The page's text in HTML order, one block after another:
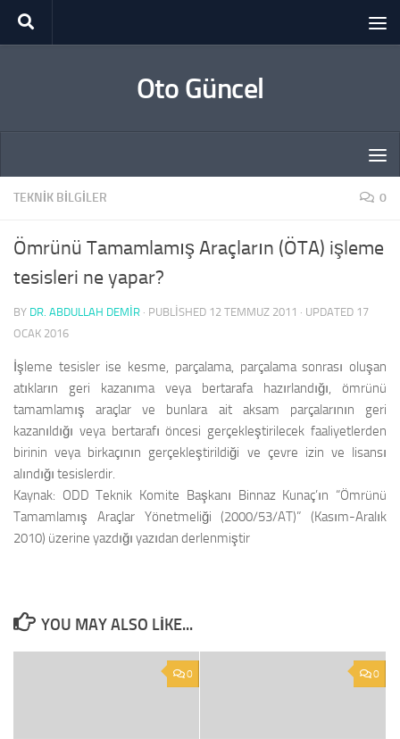
Skip to content
Oto Güncel
TEKNIK BILGILER 0
Ömrünü Tamamlamış Araçların (ÖTA) işleme
tesisleri ne yapar?
BY DR. ABDULLAH DEMİR · PUBLISHED 12 TEMMUZ 2011 · UPDATED 17
OCAK 2016
İşleme tesisler ise kesme, parçalama, parçalama sonrası oluşan
atıkların geri kazanıma veya bertarafa hazırlandığı, ömrünü
tamamlamış araçlar ve bunlara ait aksam parçalarının geri
kazanıldığı veya bertarafı öncesi gerçekleştirilecek faaliyetlerden
birinin veya birkaçının gerçekleştirildiği ve çevre izin ve lisansı
alındığı tesislerdir.
Kaynak: ODD Teknik Komite Başkanı Binnaz Kunaç’ın “Ömrünü
Tamamlamış Araçlar Yönetmeliği (2000/53/AT)” (Kasım-Aralık
2010) üzerine yazdığı yazıdan derlenmiştir
YOU MAY ALSO LIKE...
0 0